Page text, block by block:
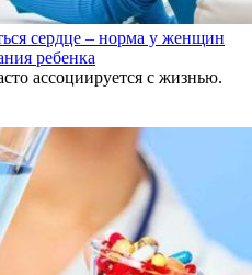
сердце – норма у женщин
ребенка
ассоциируется с жизнью.